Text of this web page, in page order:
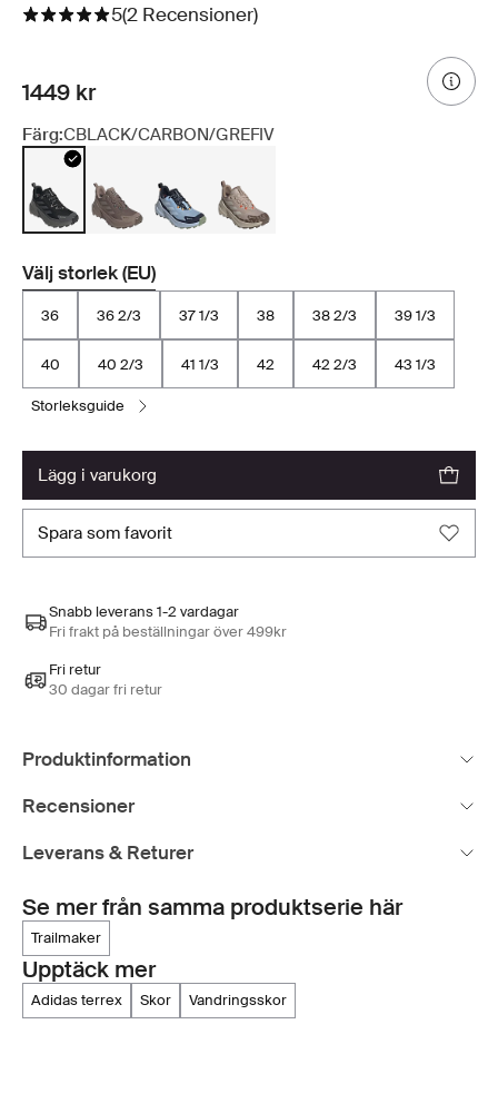
5(2 Recensioner)
1449 kr
Färg:CBLACK/CARBON/GREFIV
Välj storlek (EU)
36 36 2/3 37 1/3 38 38 2/3 39 1/3
40 40 2/3 41 1/3 42 42 2/3 43 1/3
storleksguide
lägg i varukorg
spara som favorit
Snabb leverans 1-2 vardagar
Fri frakt på beställningar över 499kr
Fri retur
30 dagar fri retur
Produktinformation
Recensioner
Leverans & Returer
Se mer från samma produktserie här
trailmaker
Upptäck mer
adidas terrex skor vandringsskor